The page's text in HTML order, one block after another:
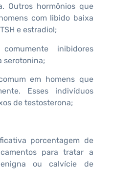
Outros hormônios que
com libido baixa
e estradiol;
inibidores
serotonina;
em homens que
Esses indivíduos
de testosterona;
porcentagem de
para tratar a
ou calvície de